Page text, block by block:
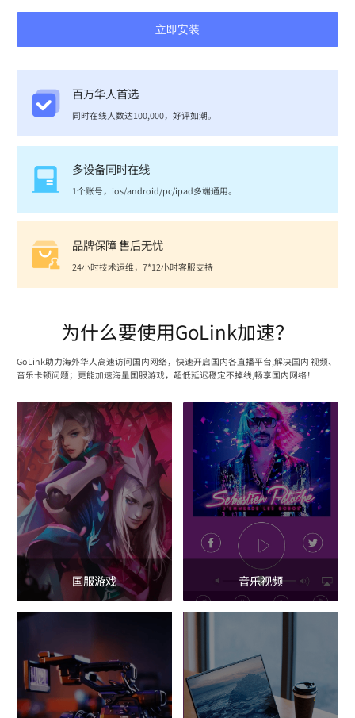
立即安装
百万华人首选
同时在线人数达100,000，好评如潮。
多设备同时在线
1个账号，ios/android/pc/ipad多端通用。
品牌保障 售后无忧
24小时技术运维，7*12小时客服支持
为什么要使用GoLink加速？
GoLink助力海外华人高速访问国内网络，快速开启国内各直播平台,解决国内 视频、
音乐卡顿问题；更能加速海量国服游戏，超低延迟稳定不掉线,畅享国内网络！
国服游戏 音乐视频